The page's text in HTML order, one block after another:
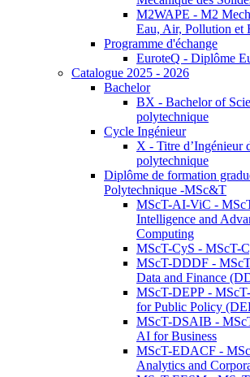
M2WAPE - M2
Eau, Air, Pollution et
Programme d'échange
EuroteQ - Diplôme
Catalogue 2025 - 2026
Bachelor
BX - Bachelor of
polytechnique
Cycle Ingénieur
X - Titre d’Ingénieur
polytechnique
Diplôme de formation
Polytechnique -MSc&T
MScT-AI-ViC -
Intelligence and
Computing
MScT-CyS - MScT-
MScT-DDDF -
Data and Finance
MScT-DEPP -
for Public Policy
MScT-DSAIB -
AI for Business
MScT-EDACF -
Analytics and